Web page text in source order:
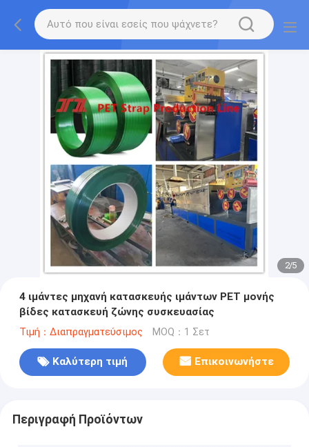
2/5
4 ιμάντες μηχανή κατασκευής ιμάντων PET μονής
βίδες κατασκευή ζώνης συσκευασίας
Τιμή：Διαπραγματεύσιμος MOQ：1 Σετ
Καλύτερη τιμή Επικοινωνήστε
Περιγραφή Προϊόντων